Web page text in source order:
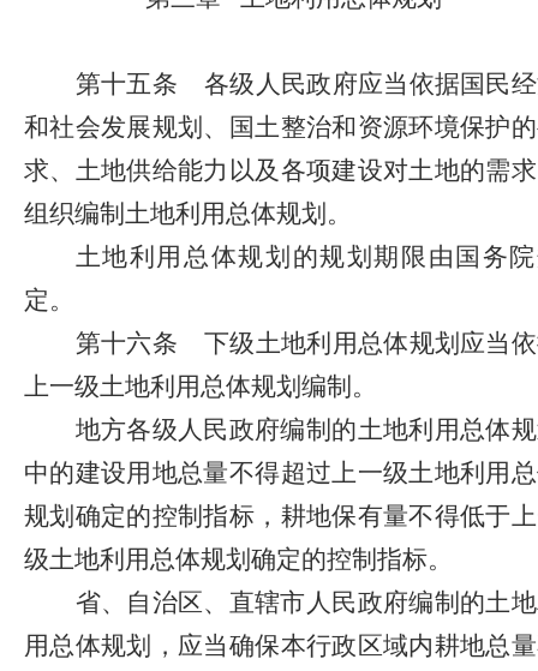
第十五条
各级人民政府应当依据国民
和社会发展规划、国土整治和资源环境保护
求、土地供给能力以及各项建设对土地的需
组织编制土地利用总体规划。
土地利用总体规划的规划期限由国务
定。
第十六条
下级土地利用总体规划应当
上一级土地利用总体规划编制。
地方各级人民政府编制的土地利用总体
中的建设用地总量不得超过上一级土地利用
规划确定的控制指标，耕地保有量不得低于
级土地利用总体规划确定的控制指标。
省、自治区、直辖市人民政府编制的土
用总体规划，应当确保本行政区域内耕地总